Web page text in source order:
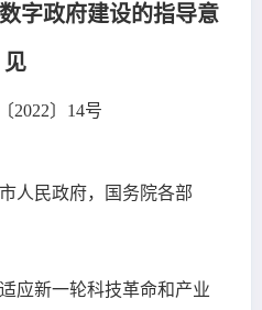
字政府建设的指导意
见
2022〕14号
人民政府，国务院各部
应新一轮科技革命和产业